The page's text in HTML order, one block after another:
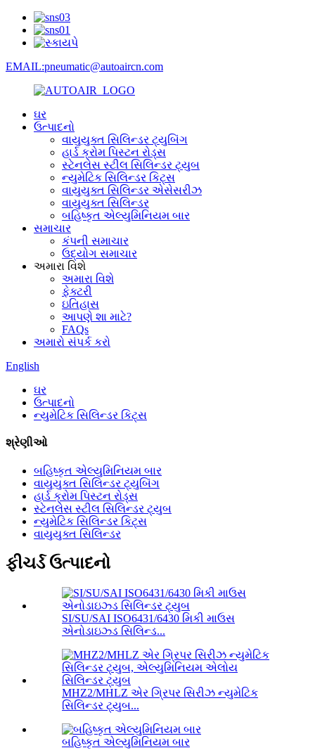
EMAIL:pneumatic@autoaircn.com
ઘર
ઉત્પાદનો
વાયુયુક્ત સિલિન્ડર ટ્યુબિંગ
હાર્ડ ક્રોમ પિસ્ટન રોડ્સ
સ્ટેનલેસ સ્ટીલ સિલિન્ડર ટ્યુબ
ન્યુમેટિક સિલિન્ડર કિટ્સ
વાયુયુક્ત સિલિન્ડર એસેસરીઝ
વાયુયુક્ત સિલિન્ડર
બહિષ્કૃત એલ્યુમિનિયમ બાર
સમાચાર
કંપની સમાચાર
ઉદ્યોગ સમાચાર
અમારા વિશે
અમારા વિશે
ફેક્ટરી
ઇતિહાસ
આપણે શા માટે?
FAQs
અમારો સંપર્ક કરો
English
ઘર
ઉત્પાદનો
ન્યુમેટિક સિલિન્ડર કિટ્સ
શ્રેણીઓ
બહિષ્કૃત એલ્યુમિનિયમ બાર
વાયુયુક્ત સિલિન્ડર ટ્યુબિંગ
હાર્ડ ક્રોમ પિસ્ટન રોડ્સ
સ્ટેનલેસ સ્ટીલ સિલિન્ડર ટ્યુબ
ન્યુમેટિક સિલિન્ડર કિટ્સ
વાયુયુક્ત સિલિન્ડર
ફીચર્ડ ઉત્પાદનો
SI/SU/SAI ISO6431/6430 મિકી માઉસ
એનોડાઇઝ્ડ સિલિન્ડ...
MHZ2/MHLZ એર ગ્રિપર સિરીઝ ન્યુમેટિક
સિલિન્ડર ટ્યુબ...
બહિષ્કૃત એલ્યુમિનિયમ બાર